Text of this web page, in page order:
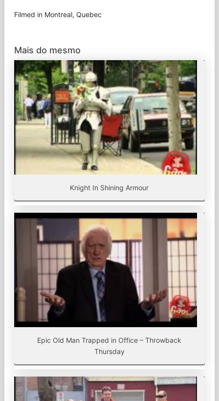
Filmed in Montreal, Quebec
Mais do mesmo
Knight In Shining Armour
Epic Old Man Trapped in Office – Throwback
Thursday